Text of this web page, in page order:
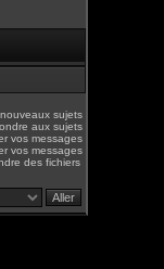
sujets
aux sujets
vos messages
vos messages
des fichiers